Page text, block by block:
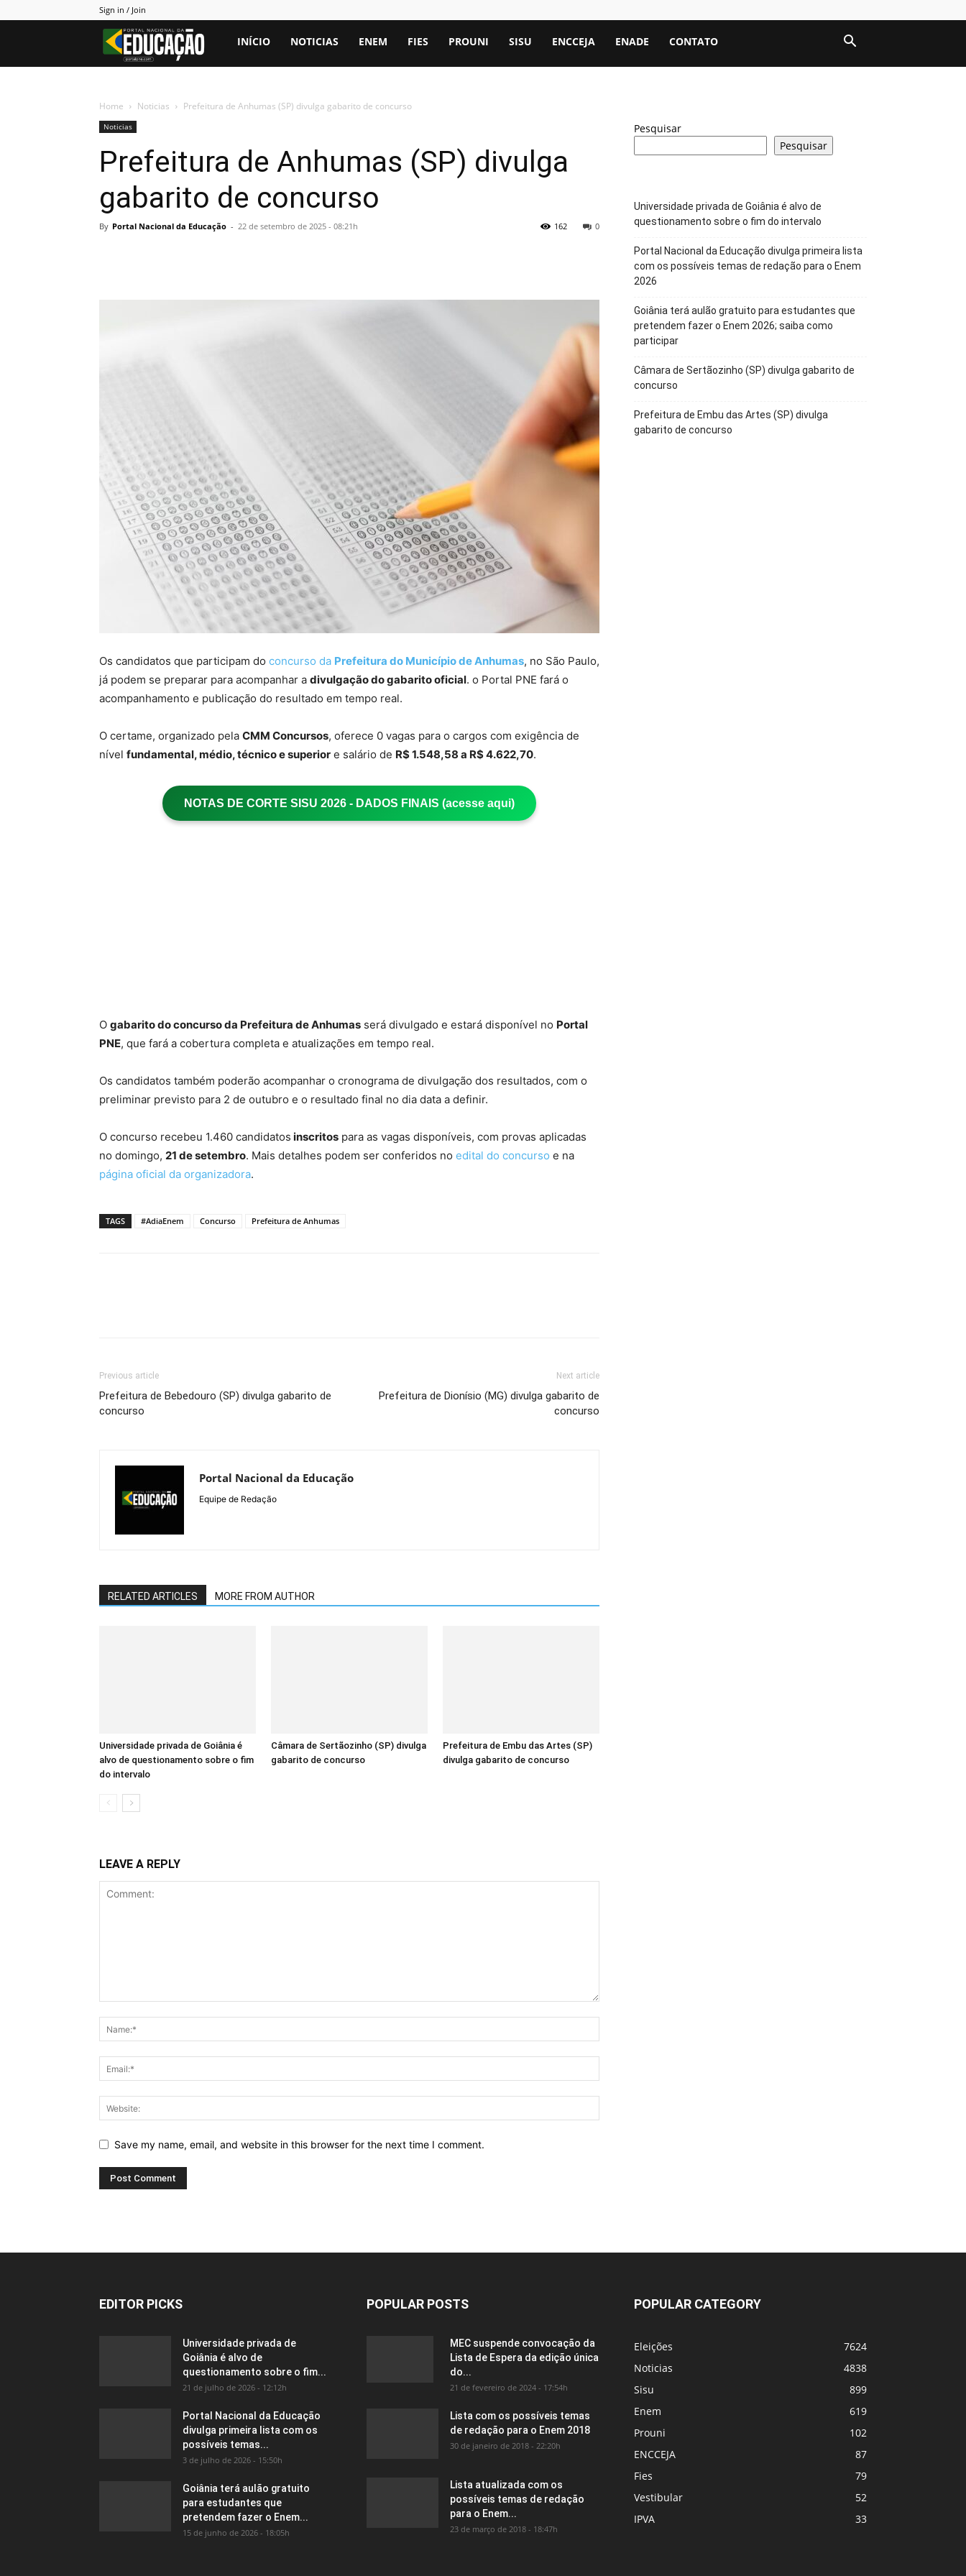
Sign in / Join
Portal
INÍCIO NOTICIAS ENEM FIES PROUNI SISU ENCCEJA ENADE CONTATO
Home Noticias Prefeitura de Anhumas (SP) divulga gabarito de concurso
Noticias
Prefeitura de Anhumas (SP) divulga
gabarito de concurso
By Portal Nacional da Educação - 22 de setembro de 2025 - 08:21h 0
162
Os candidatos que participam do concurso da Prefeitura do Município de Anhumas, no São Paulo,
já podem se preparar para acompanhar a divulgação do gabarito oficial. o Portal PNE fará o
acompanhamento e publicação do resultado em tempo real.
O certame, organizado pela CMM Concursos, oferece 0 vagas para o cargos com exigência de
nível fundamental, médio, técnico e superior e salário de R$ 1.548,58 a R$ 4.622,70.
NOTAS DE CORTE SISU 2026 - DADOS FINAIS (acesse aqui)
O gabarito do concurso da Prefeitura de Anhumas será divulgado e estará disponível no Portal
PNE, que fará a cobertura completa e atualizações em tempo real.
Os candidatos também poderão acompanhar o cronograma de divulgação dos resultados, com o
preliminar previsto para 2 de outubro e o resultado final no dia data a definir.
O concurso recebeu 1.460 candidatos inscritos para as vagas disponíveis, com provas aplicadas
no domingo, 21 de setembro. Mais detalhes podem ser conferidos no edital do concurso e na
página oficial da organizadora.
TAGS #AdiaEnem Concurso Prefeitura de Anhumas
Previous article
Prefeitura de Bebedouro (SP) divulga gabarito de
concurso
Next article
Prefeitura de Dionísio (MG) divulga gabarito de
concurso
Portal Nacional da Educação
Equipe de Redação
RELATED ARTICLES MORE FROM AUTHOR
Universidade privada de Goiânia é
alvo de questionamento sobre o fim
do intervalo
Câmara de Sertãozinho (SP) divulga
gabarito de concurso
Prefeitura de Embu das Artes (SP)
divulga gabarito de concurso
LEAVE A REPLY
Save my name, email, and website in this browser for the next time I comment.
Pesquisar
Pesquisar
Universidade privada de Goiânia é alvo de
questionamento sobre o fim do intervalo
Portal Nacional da Educação divulga primeira lista
com os possíveis temas de redação para o Enem
2026
Goiânia terá aulão gratuito para estudantes que
pretendem fazer o Enem 2026; saiba como
participar
Câmara de Sertãozinho (SP) divulga gabarito de
concurso
Prefeitura de Embu das Artes (SP) divulga
gabarito de concurso
EDITOR PICKS
Universidade privada de
Goiânia é alvo de
questionamento sobre o fim...
21 de julho de 2026 - 12:12h
Portal Nacional da Educação
divulga primeira lista com os
possíveis temas...
3 de julho de 2026 - 15:50h
Goiânia terá aulão gratuito
para estudantes que
pretendem fazer o Enem...
15 de junho de 2026 - 18:05h
POPULAR POSTS
MEC suspende convocação da
Lista de Espera da edição única
do...
21 de fevereiro de 2024 - 17:54h
Lista com os possíveis temas
de redação para o Enem 2018
30 de janeiro de 2018 - 22:20h
Lista atualizada com os
possíveis temas de redação
para o Enem...
23 de março de 2018 - 18:47h
POPULAR CATEGORY
Eleições
7624
Noticias
4838
Sisu
899
Enem
619
Prouni
102
ENCCEJA
87
Fies
79
Vestibular
52
IPVA
33